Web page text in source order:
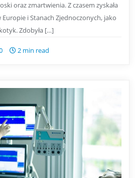
oraz zmartwienia. Z czasem zyskała
i Stanach Zjednoczonych, jako
Zdobyła […]
2 min read